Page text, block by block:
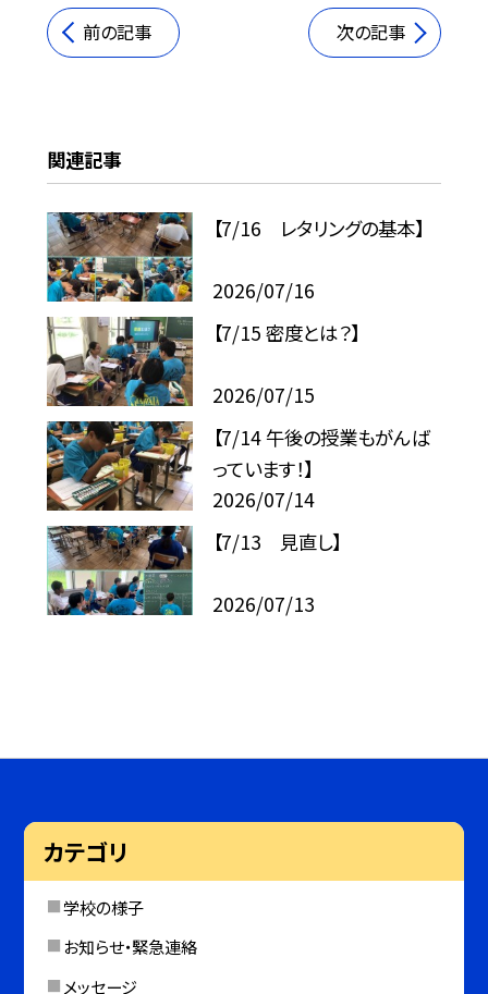
前の記事 次の記事
関連記事
【7/16 レタリングの基本】
2026/07/16
【7/15 密度とは？】
2026/07/15
【7/14 午後の授業もがんば
っています！】
2026/07/14
【7/13 見直し】
2026/07/13
カテゴリ
学校の様子
お知らせ・緊急連絡
メッセージ